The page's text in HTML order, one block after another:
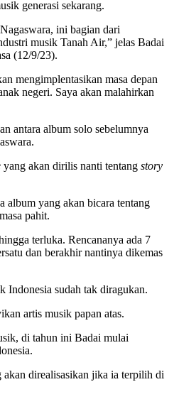
generasi sekarang.
ini bagian dari
musik Tanah Air,” jelas Badai
(12/9/23).
mengimplentasikan masa depan
negeri. Saya akan malahirkan
antara album solo sebelumnya
yang akan dirilis nanti tentang story
album yang akan bicara tentang
pahit.
terluka. Rencananya ada 7
dan berakhir nantinya dikemas
Indonesia sudah tak diragukan.
artis musik papan atas.
di tahun ini Badai mulai
akan direalisasikan jika ia terpilih di